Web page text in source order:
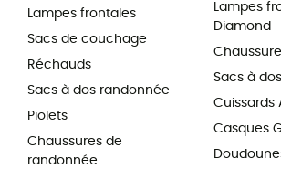
Lampes frontales
Sacs de couchage
Réchauds
Sacs à dos randonnée
Piolets
Chaussures de
randonnée
Lampes
Diamond
Sacs à
Cuissards
Casques